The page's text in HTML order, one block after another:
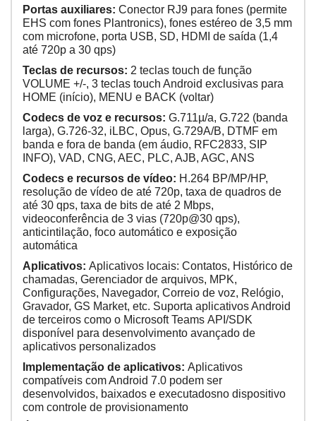
Portas auxiliares: Conector RJ9 para fones (permite
EHS com fones Plantronics), fones estéreo de 3,5 mm
com microfone, porta USB, SD, HDMI de saída (1,4
até 720p a 30 qps)
Teclas de recursos: 2 teclas touch de função
VOLUME +/-, 3 teclas touch Android exclusivas para
HOME (início), MENU e BACK (voltar)
Codecs de voz e recursos: G.711µ/a, G.722 (banda
larga), G.726-32, iLBC, Opus, G.729A/B, DTMF em
banda e fora de banda (em áudio, RFC2833, SIP
INFO), VAD, CNG, AEC, PLC, AJB, AGC, ANS
Codecs e recursos de vídeo: H.264 BP/MP/HP,
resolução de vídeo de até 720p, taxa de quadros de
até 30 qps, taxa de bits de até 2 Mbps,
videoconferência de 3 vias (720p@30 qps),
anticintilação, foco automático e exposição
automática
Aplicativos: Aplicativos locais: Contatos, Histórico de
chamadas, Gerenciador de arquivos, MPK,
Configurações, Navegador, Correio de voz, Relógio,
Gravador, GS Market, etc. Suporta aplicativos Android
de terceiros como o Microsoft Teams API/SDK
disponível para desenvolvimento avançado de
aplicativos personalizados
Implementação de aplicativos: Aplicativos
compatíveis com Android 7.0 podem ser
desenvolvidos, baixados e executadosno dispositivo
com controle de provisionamento